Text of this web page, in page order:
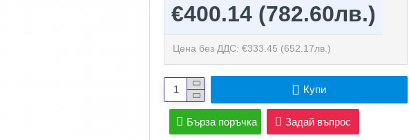
€400.14 (782.60лв.)
Цена без ДДС: €333.45 (652.17лв.)
Купи
Бърза поръчка Задай въпрос